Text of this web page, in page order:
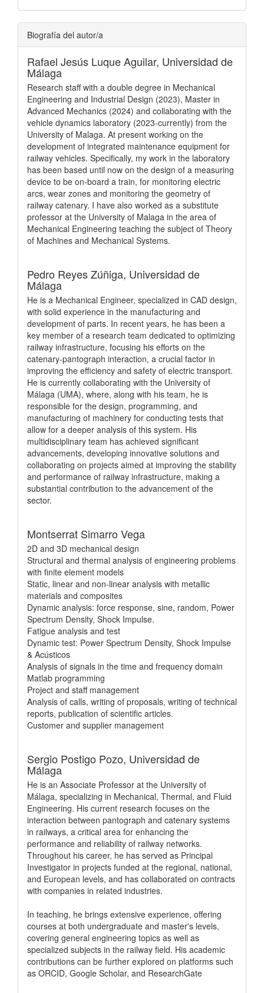
Biografía del autor/a
Rafael Jesús Luque Aguilar, Universidad de
Málaga
Research staff with a double degree in Mechanical
Engineering and Industrial Design (2023), Master in
Advanced Mechanics (2024) and collaborating with the
vehicle dynamics laboratory (2023-currently) from the
University of Malaga. At present working on the
development of integrated maintenance equipment for
railway vehicles. Specifically, my work in the laboratory
has been based until now on the design of a measuring
device to be on-board a train, for monitoring electric
arcs, wear zones and monitoring the geometry of
railway catenary. I have also worked as a substitute
professor at the University of Malaga in the area of
Mechanical Engineering teaching the subject of Theory
of Machines and Mechanical Systems.
Pedro Reyes Zúñiga, Universidad de
Málaga
He is a Mechanical Engineer, specialized in CAD design,
with solid experience in the manufacturing and
development of parts. In recent years, he has been a
key member of a research team dedicated to optimizing
railway infrastructure, focusing his efforts on the
catenary-pantograph interaction, a crucial factor in
improving the efficiency and safety of electric transport.
He is currently collaborating with the University of
Málaga (UMA), where, along with his team, he is
responsible for the design, programming, and
manufacturing of machinery for conducting tests that
allow for a deeper analysis of this system. His
multidisciplinary team has achieved significant
advancements, developing innovative solutions and
collaborating on projects aimed at improving the stability
and performance of railway infrastructure, making a
substantial contribution to the advancement of the
sector.
Montserrat Simarro Vega
2D and 3D mechanical design
Structural and thermal analysis of engineering problems
with finite element models
Static, linear and non-linear analysis with metallic
materials and composites
Dynamic analysis: force response, sine, random, Power
Spectrum Density, Shock Impulse.
Fatigue analysis and test
Dynamic test: Power Spectrum Density, Shock Impulse
& Acústicos
Analysis of signals in the time and frequency domain
Matlab programming
Project and staff management
Analysis of calls, writing of proposals, writing of technical
reports, publication of scientific articles.
Customer and supplier management
Sergio Postigo Pozo, Universidad de
Málaga
He is an Associate Professor at the University of
Málaga, specializing in Mechanical, Thermal, and Fluid
Engineering. His current research focuses on the
interaction between pantograph and catenary systems
in railways, a critical area for enhancing the
performance and reliability of railway networks.
Throughout his career, he has served as Principal
Investigator in projects funded at the regional, national,
and European levels, and has collaborated on contracts
with companies in related industries​.
In teaching, he brings extensive experience, offering
courses at both undergraduate and master's levels,
covering general engineering topics as well as
specialized subjects in the railway field. His academic
contributions can be further explored on platforms such
as ORCID, Google Scholar, and ResearchGate